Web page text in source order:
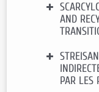
AND
PAR LES